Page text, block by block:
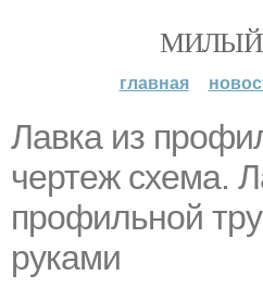
главная
Лавка из
чертеж схема.
профильной
руками